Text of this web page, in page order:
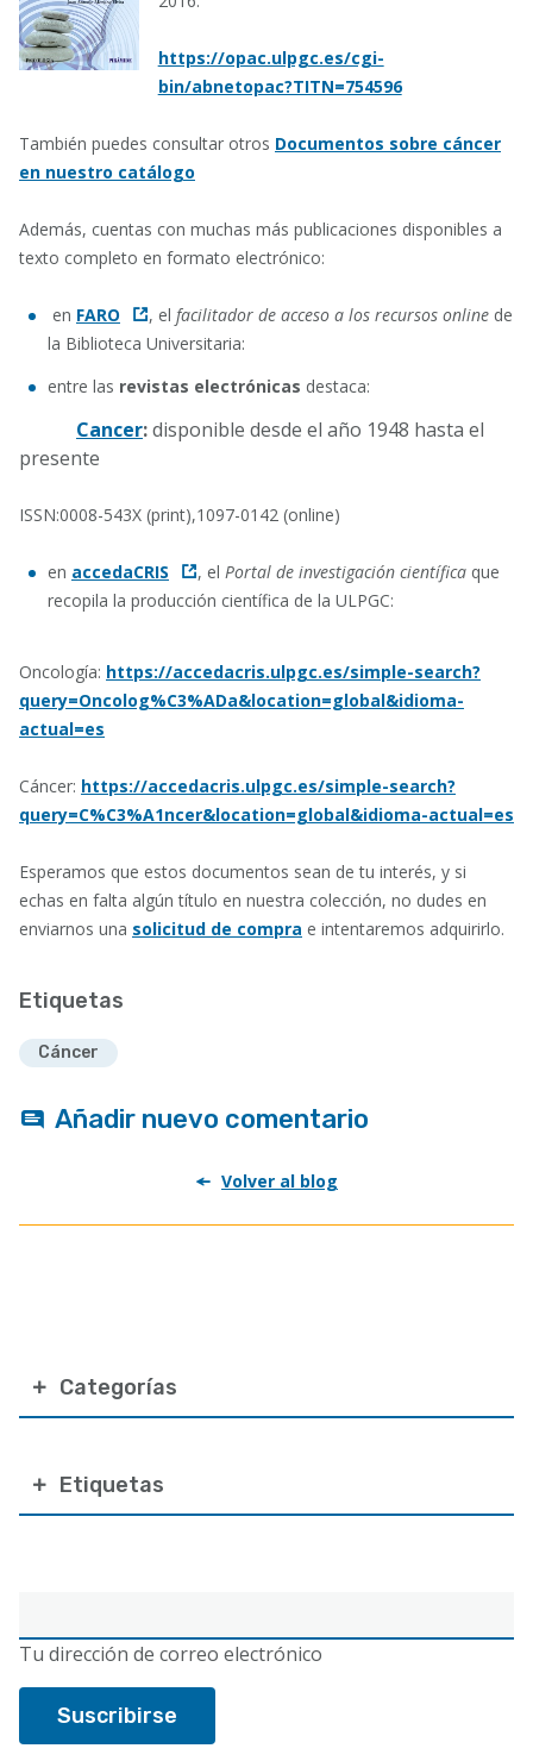
electrónico
Tu dirección de correo electrónico
Categorías
Etiquetas
https://opac.ulpgc.es/cgi-
bin/abnetopac?TITN=754596
También puedes consultar otros Documentos sobre cáncer
en nuestro catálogo
Además, cuentas con muchas más publicaciones disponibles a
texto completo en formato electrónico:
en FARO , el facilitador de acceso a los recursos online de
la Biblioteca Universitaria:
entre las revistas electrónicas destaca:
Cancer:disponible desde el año 1948 hasta el
presente
ISSN:0008-543X (print),1097-0142 (online)
en accedaCRIS , el Portal de investigación científica que
recopila la producción científica de la ULPGC:
Oncología: https://accedacris.ulpgc.es/simple-search?
query=Oncolog%C3%ADa&location=global&idioma-
actual=es
Cáncer: https://accedacris.ulpgc.es/simple-search?
query=C%C3%A1ncer&location=global&idioma-actual=es
Esperamos que estos documentos sean de tu interés, y si
echas en falta algún título en nuestra colección, no dudes en
enviarnos una solicitud de compra e intentaremos adquirirlo.
Etiquetas
Cáncer
Añadir nuevo comentario
Volver al blog